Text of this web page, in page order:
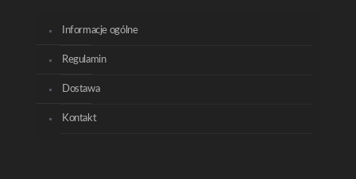
Informacje ogólne
Regulamin
Dostawa
Kontakt